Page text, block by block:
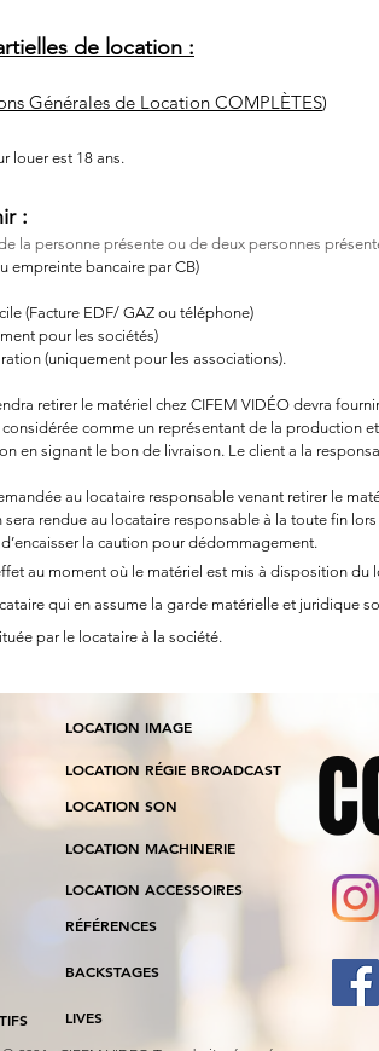
de location :
Générales de Location COMPLÈTES)
louer est 18 ans.
:
la personne présente ou de deux personnes
empreinte bancaire par CB)
(Facture EDF/ GAZ ou téléphone)
pour les sociétés)
(uniquement pour les associations).
retirer le matériel chez CIFEM VIDÉO devra
comme un représentant de la production
en signant le bon de livraison. Le client a la
au locataire responsable venant retirer le
sera rendue au locataire responsable à la toute fin
la caution pour dédommagement.
au moment où le matériel est mis à disposition du
qui en assume la garde matérielle et juridique
par le locataire à la société.
LOCATION IMAGE
LOCATION RÉGIE BROADCAST
LOCATION SON
LOCATION MACHINERIE
LOCATION ACCESSOIRES
RÉFÉRENCES
BACKSTAGES
LIVES